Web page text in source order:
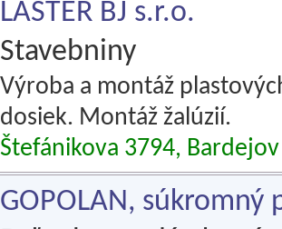
LASTER BJ s.r.o.
Stavebniny
Výroba a montáž
dosiek. Montáž žalúzií.
Štefánikova 3794, Bardejov
GOPOLAN, súkromný